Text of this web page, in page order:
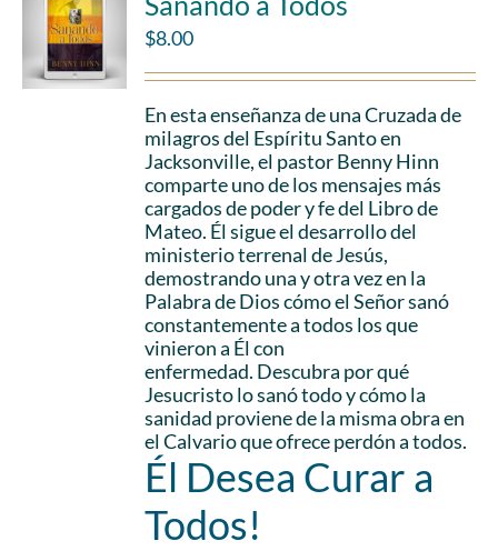
$8.00
En esta enseñanza de una Cruzada de
milagros del Espíritu Santo en
Jacksonville, el pastor Benny Hinn
comparte uno de los mensajes más
cargados de poder y fe del Libro de
Mateo. Él sigue el desarrollo del
ministerio terrenal de Jesús,
demostrando una y otra vez en la
Palabra de Dios cómo el Señor sanó
constantemente a todos los que
vinieron a Él con
enfermedad. Descubra por qué
Jesucristo lo sanó todo y cómo la
sanidad proviene de la misma obra en
el Calvario que ofrece perdón a todos.
Él Desea Curar a
Todos!